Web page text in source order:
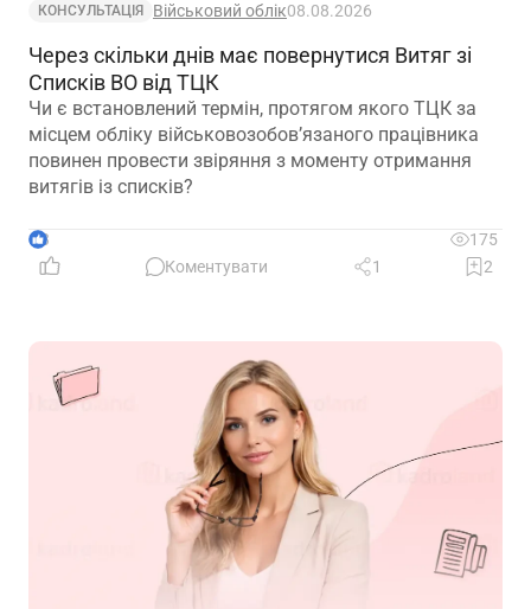
КОНСУЛЬТАЦІЯ Військовий облік08.08.2026
Через скільки днів має повернутися Витяг зі
Списків ВО від ТЦК
Чи є встановлений термін, протягом якого ТЦК за
місцем обліку військовозобов’язаного працівника
повинен провести звіряння з моменту отримання
витягів із списків?
3
175
Коментувати
1 2